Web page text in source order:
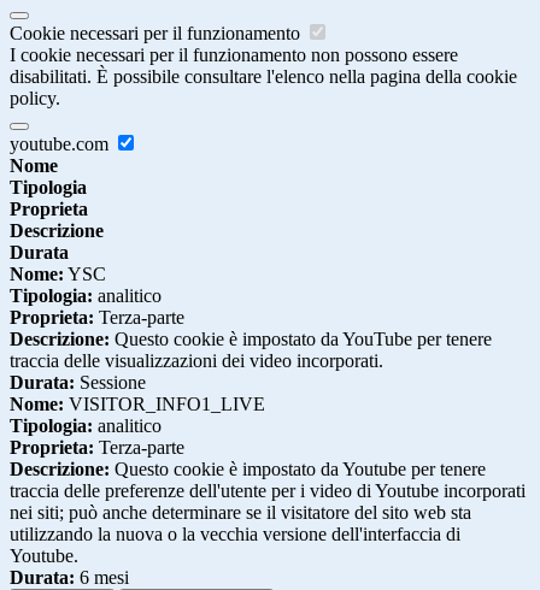
Cookie necessari per il funzionamento
I cookie necessari per il funzionamento non possono essere
disabilitati. È possibile consultare l'elenco nella pagina della cookie
policy.
youtube.com
Nome
Tipologia
Proprieta
Descrizione
Durata
Nome: YSC
Tipologia: analitico
Proprieta: Terza-parte
Descrizione: Questo cookie è impostato da YouTube per tenere
traccia delle visualizzazioni dei video incorporati.
Durata: Sessione
Nome: VISITOR_INFO1_LIVE
Tipologia: analitico
Proprieta: Terza-parte
Descrizione: Questo cookie è impostato da Youtube per tenere
traccia delle preferenze dell'utente per i video di Youtube incorporati
nei siti; può anche determinare se il visitatore del sito web sta
utilizzando la nuova o la vecchia versione dell'interfaccia di
Youtube.
Durata: 6 mesi